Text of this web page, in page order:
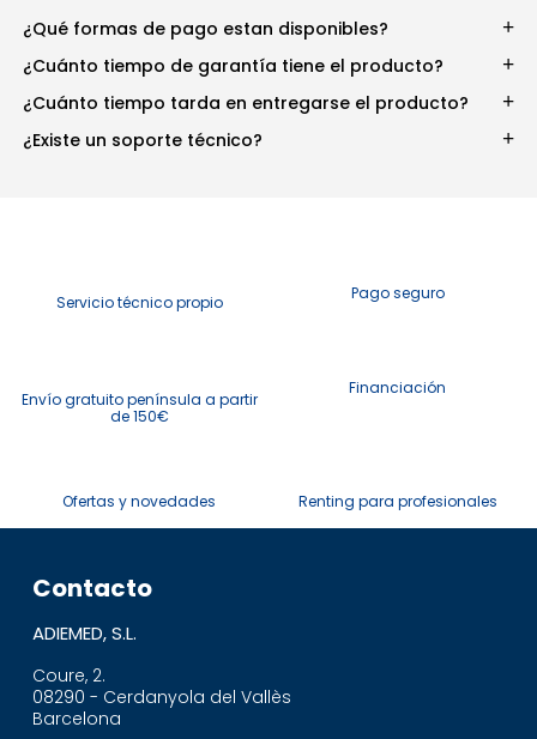
¿Qué formas de pago estan disponibles?
¿Cuánto tiempo de garantía tiene el producto?
¿Cuánto tiempo tarda en entregarse el producto?
¿Existe un soporte técnico?
Servicio técnico propio Pago seguro
Envío gratuito península a partir
de 150€
Financiación
Ofertas y novedades Renting para profesionales
Contacto
ADIEMED, S.L.
Coure, 2.
08290 - Cerdanyola del Vallès
Barcelona